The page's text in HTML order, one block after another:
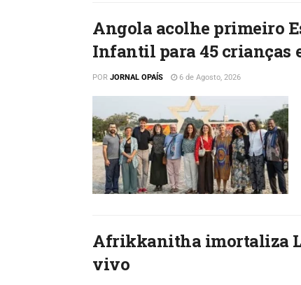
Angola acolhe primeiro
Infantil para 45 crianças
POR JORNAL OPAÍS 6 de Agosto, 2026
Afrikkanitha imortaliza
vivo